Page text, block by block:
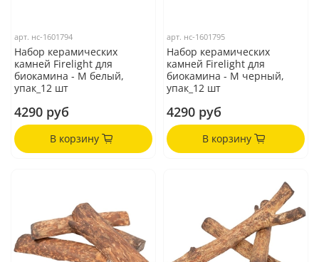
арт. нс-1601794
Набор керамических
камней Firelight для
биокамина - M белый,
упак_12 шт
4290 руб
В корзину
арт. нс-1601795
Набор керамических
камней Firelight для
биокамина - M черный,
упак_12 шт
4290 руб
В корзину